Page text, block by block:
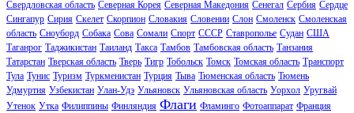
Свердловская область Северная Корея Северная Македония Сенегал Сербия Сердце
Сингапур Сирия Скелет Скорпион Словакия Словении Слон Смоленск Смоленская
область Сноуборд Собака Сова Сомали Спорт СССР Ставрополье Судан США
Таганрог Таджикистан Таиланд Такса Тамбов Тамбовская область Танзания
Татарстан Тверская область Тверь Тигр Тобольск Томск Томская область Транспорт
Тула Тунис Туризм Туркменистан Турция Тыва Тюменская область Тюмень
Удмуртия Узбекистан Улан-Удэ Ульяновск Ульяновская область Уорхол Уругвай
Утенок Утка Филиппины Финляндия Флаги Фламинго Фотоаппарат Франция